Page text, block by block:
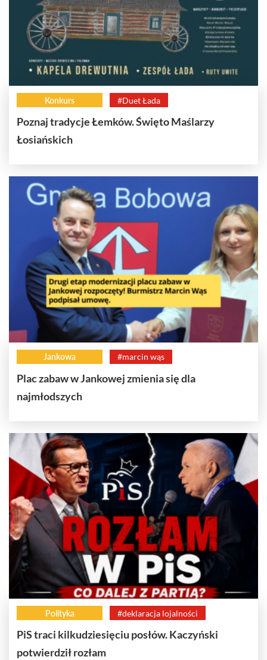
Konkurs #Duet Łada
Poznaj tradycje Łemków. Święto Maślarzy
Łosiańskich
Jankowa #marcin wąs
Plac zabaw w Jankowej zmienia się dla
najmłodszych
Polityka #deklaracja lojalności
PiS traci kilkudziesięciu posłów. Kaczyński
potwierdził rozłam